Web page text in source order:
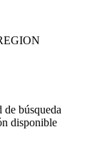
de búsqueda
disponible